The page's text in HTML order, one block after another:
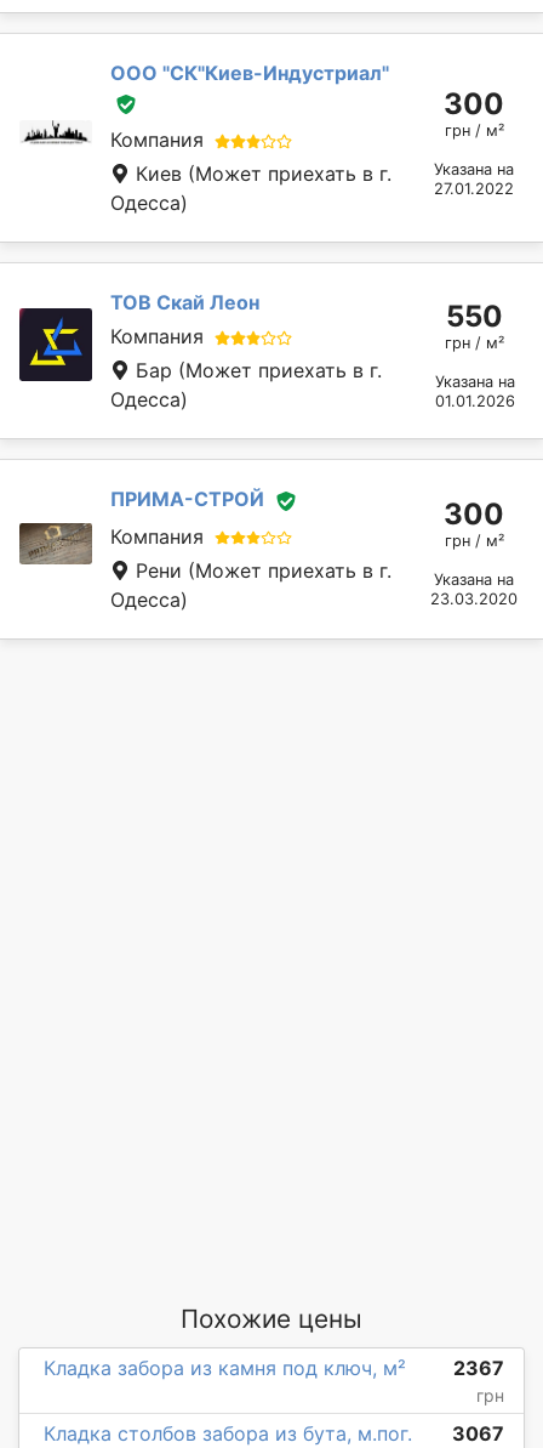
ООО "СК"Киев-Индустриал"
Компания
Киев (Может приехать в г.
Одесса)
300
грн / м²
Указана на
27.01.2022
ТОВ Скай Леон
Компания
Бар (Может приехать в г.
Одесса)
550
грн / м²
Указана на
01.01.2026
ПРИМА-СТРОЙ
Компания
Рени (Может приехать в г.
Одесса)
300
грн / м²
Указана на
23.03.2020
Похожие цены
Кладка забора из камня под ключ, м² 2367
грн
Кладка столбов забора из бута, м.пог. 3067